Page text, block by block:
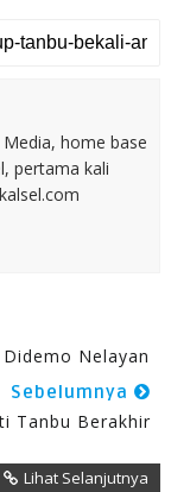
home base
pertama kali
Nelayan
Sebelumnya
Tanbu Berakhir
Lihat Selanjutnya